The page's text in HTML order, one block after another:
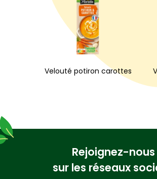
Velouté potiron carottes
Rejoignez-nous
sur les réseaux